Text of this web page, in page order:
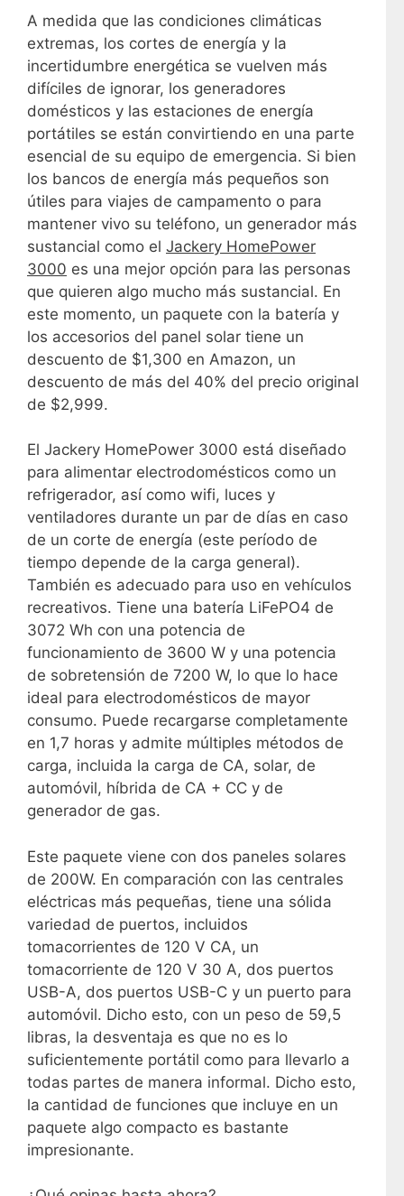
A medida que las condiciones climáticas
extremas, los cortes de energía y la
incertidumbre energética se vuelven más
difíciles de ignorar, los generadores
domésticos y las estaciones de energía
portátiles se están convirtiendo en una parte
esencial de su equipo de emergencia. Si bien
los bancos de energía más pequeños son
útiles para viajes de campamento o para
mantener vivo su teléfono, un generador más
sustancial como el Jackery HomePower
3000 es una mejor opción para las personas
que quieren algo mucho más sustancial. En
este momento, un paquete con la batería y
los accesorios del panel solar tiene un
descuento de $1,300 en Amazon, un
descuento de más del 40% del precio original
de $2,999.
El Jackery HomePower 3000 está diseñado
para alimentar electrodomésticos como un
refrigerador, así como wifi, luces y
ventiladores durante un par de días en caso
de un corte de energía (este período de
tiempo depende de la carga general).
También es adecuado para uso en vehículos
recreativos. Tiene una batería LiFePO4 de
3072 Wh con una potencia de
funcionamiento de 3600 W y una potencia
de sobretensión de 7200 W, lo que lo hace
ideal para electrodomésticos de mayor
consumo. Puede recargarse completamente
en 1,7 horas y admite múltiples métodos de
carga, incluida la carga de CA, solar, de
automóvil, híbrida de CA + CC y de
generador de gas.
Este paquete viene con dos paneles solares
de 200W. En comparación con las centrales
eléctricas más pequeñas, tiene una sólida
variedad de puertos, incluidos
tomacorrientes de 120 V CA, un
tomacorriente de 120 V 30 A, dos puertos
USB-A, dos puertos USB-C y un puerto para
automóvil. Dicho esto, con un peso de 59,5
libras, la desventaja es que no es lo
suficientemente portátil como para llevarlo a
todas partes de manera informal. Dicho esto,
la cantidad de funciones que incluye en un
paquete algo compacto es bastante
impresionante.